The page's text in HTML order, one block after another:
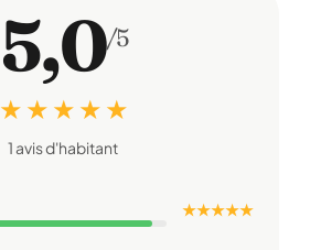
5,0/5
★ ★ ★ ★ ★
1 avis d'habitant
★ ★ ★ ★ ★